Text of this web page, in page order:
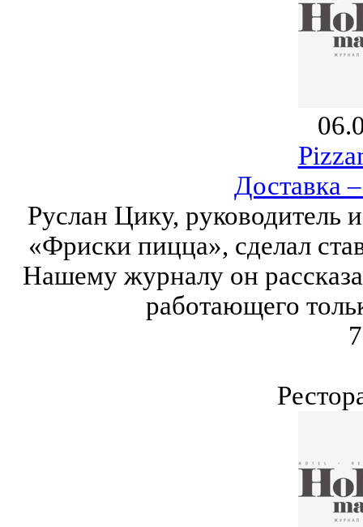
Доставка
Руслан Цику, руководитель
«Фриски пицца», сделал
Нашему журналу он
работающего